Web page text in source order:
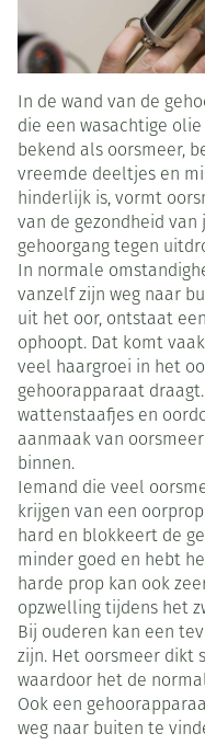
In de wand van de
die een wasachtige
bekend als oorsmeer,
vreemde deeltjes en
hinderlijk is, vormt
van de gezondheid
gehoorgang tegen
In normale
vanzelf zijn weg naar
uit het oor, ontstaat
ophoopt. Dat komt
veel haargroei in het
gehoorapparaat
wattenstaafjes en
aanmaak van
binnen.
Iemand die veel
krijgen van een
hard en blokkeert de
minder goed en hebt
harde prop kan ook
opzwelling tijdens het
Bij ouderen kan een
zijn. Het oorsmeer dikt
waardoor het de
Ook een
weg naar buiten te